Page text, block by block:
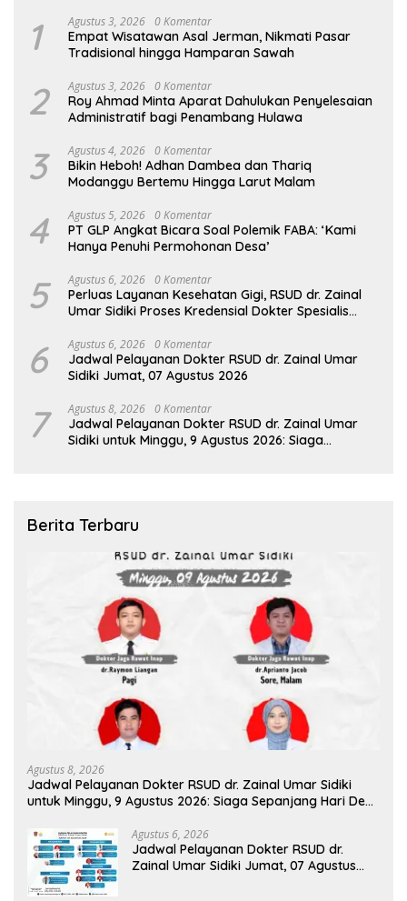
1 Agustus 3, 2026 0 Komentar
Empat Wisatawan Asal Jerman, Nikmati Pasar
Tradisional hingga Hamparan Sawah
2 Agustus 3, 2026 0 Komentar
Roy Ahmad Minta Aparat Dahulukan Penyelesaian
Administratif bagi Penambang Hulawa
3 Agustus 4, 2026 0 Komentar
Bikin Heboh! Adhan Dambea dan Thariq
Modanggu Bertemu Hingga Larut Malam
4 Agustus 5, 2026 0 Komentar
PT GLP Angkat Bicara Soal Polemik FABA: ‘Kami
Hanya Penuhi Permohonan Desa’
5 Agustus 6, 2026 0 Komentar
Perluas Layanan Kesehatan Gigi, RSUD dr. Zainal
Umar Sidiki Proses Kredensial Dokter Spesialis
6 Agustus 6, 2026 0 Komentar
Jadwal Pelayanan Dokter RSUD dr. Zainal Umar
Sidiki Jumat, 07 Agustus 2026
7 Agustus 8, 2026 0 Komentar
Jadwal Pelayanan Dokter RSUD dr. Zainal Umar
Sidiki untuk Minggu, 9 Agustus 2026: Siaga
Berita Terbaru
Agustus 8, 2026
Jadwal Pelayanan Dokter RSUD dr. Zainal Umar Sidiki
untuk Minggu, 9 Agustus 2026: Siaga Sepanjang Hari Demi
Agustus 6, 2026
Jadwal Pelayanan Dokter RSUD dr.
Zainal Umar Sidiki Jumat, 07 Agustus